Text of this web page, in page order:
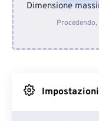
Dimensione